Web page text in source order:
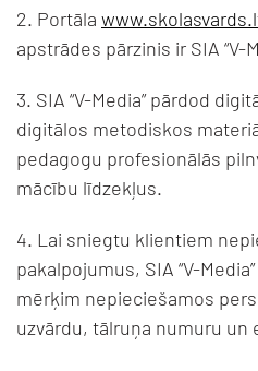
2. Portāla
apstrādes pārzinis ir SIA “V-
3. SIA “V-Media” pārdod
digitālos metodiskos
pedagogu profesionālās
mācību līdzekļus.
4. Lai sniegtu klientiem
pakalpojumus, SIA “V-
mērķim nepieciešamos
uzvārdu, tālruņa numuru un